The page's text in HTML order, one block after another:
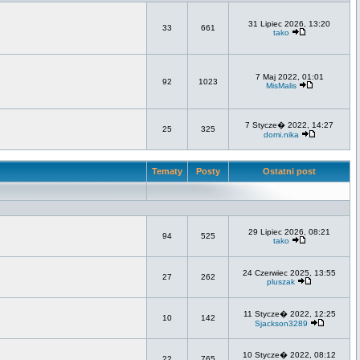
33 661
31 Lipiec 2026, 13:20
tako
92 1023
7 Maj 2022, 01:01
MisMalis
25 325
7 Stycze� 2022, 14:27
domi.nika
Tematy Posty Ostatni post
94 525
29 Lipiec 2026, 08:21
tako
27 262
24 Czerwiec 2025, 13:55
pluszak
10 142
11 Stycze� 2022, 12:25
Sjackson3289
10 Stycze� 2022, 08:12